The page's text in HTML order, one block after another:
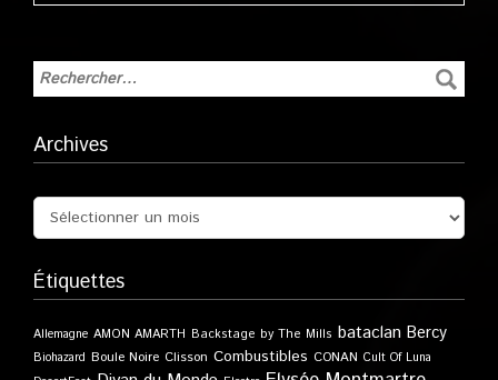
Archives
Étiquettes
Allemagne AMON AMARTH Backstage by The Mills bataclan Bercy
Biohazard Boule Noire Clisson Combustibles CONAN Cult Of Luna